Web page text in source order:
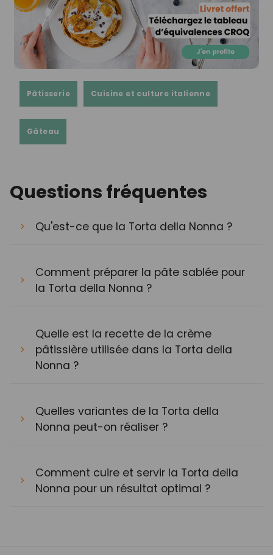
Pâtisserie Cuisine et culture italienne
Gâteau
Questions fréquentes
Qu'est-ce que la Torta della Nonna ?
Comment préparer la pâte sablée pour
la Torta della Nonna ?
Quelle est la recette de la crème
pâtissière utilisée dans la Torta della
Nonna ?
Quelles variantes de la Torta della
Nonna peut-on réaliser ?
Comment cuire et servir la Torta della
Nonna pour un résultat optimal ?